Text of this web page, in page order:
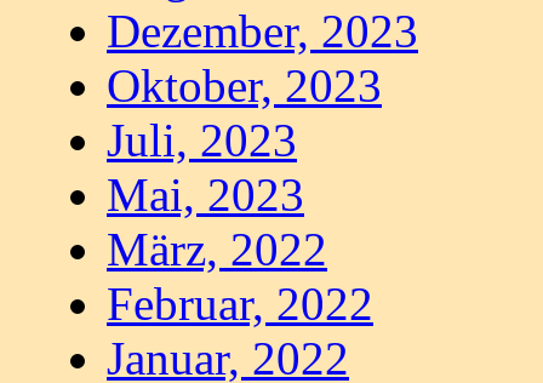
Dezember, 2023
Oktober, 2023
Juli, 2023
Mai, 2023
März, 2022
Februar, 2022
Januar, 2022